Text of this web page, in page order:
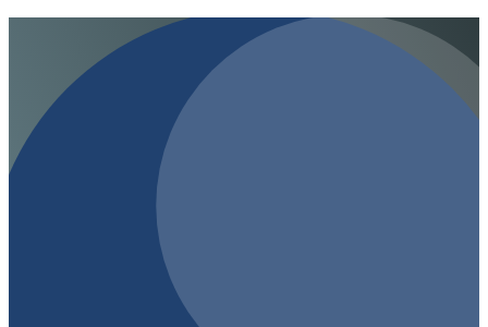
von Straßen auf. Sind Schlaglöcher ein Zeichen von
Pflichtverletzung?